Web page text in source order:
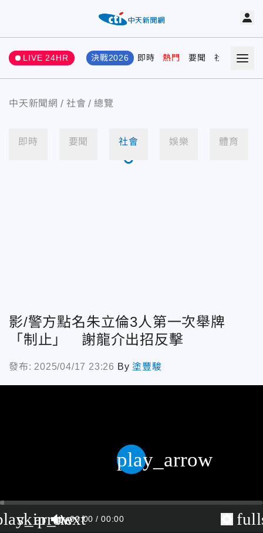
LIVE 24HR 決戰2026 即時 熱門 要聞 社會 娛樂
中天新聞網 社會 總覽
即時 要聞 社會 娛樂 體育
影/警方點名朱立倫3人第一次舉牌
「制止」 謝龍介出招反擊
發布: 2025/04/17 23:26 By 塗豐駿
skip_next
00:00 00:00
play_arrow